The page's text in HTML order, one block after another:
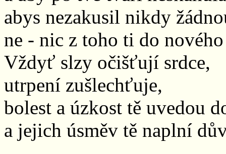
abys nezakusil nikdy
ne - nic z toho ti do
Vždyť slzy očišťují srdce,
utrpení zušlechťuje,
bolest a úzkost tě uvedou
a jejich úsměv tě naplní